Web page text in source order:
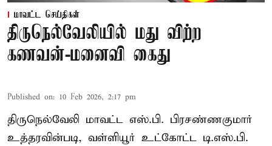
மாவட்ட செய்திகள்
திருநெல்வேலியில் மது விற்ற
கணவன்-மனைவி கைது
Published on: 10 Feb 2026, 2:17 pm
திருநெல்வேலி மாவட்ட எஸ்.பி. பிரசண்ணகுமார்
உத்தரவின்படி, வள்ளியூர் உட்கோட்ட டி.எஸ்.பி.